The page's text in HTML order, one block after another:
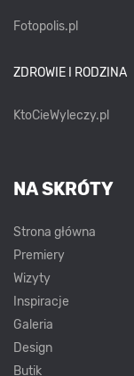
Fotopolis.pl
ZDROWIE I RODZINA
KtoCieWyleczy.pl
NA SKRÓTY
Strona główna
Premiery
Wizyty
Inspiracje
Galeria
Design
Butik